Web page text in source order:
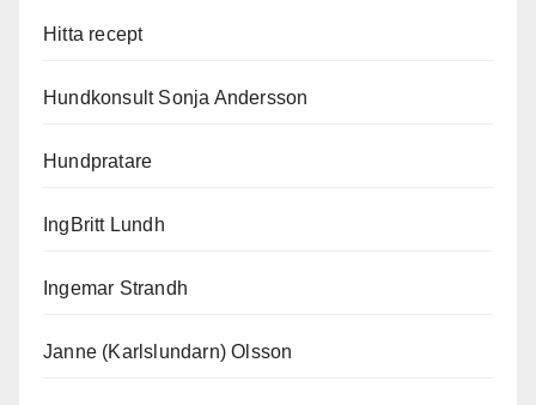
Hitta recept
Hundkonsult Sonja Andersson
Hundpratare
IngBritt Lundh
Ingemar Strandh
Janne (Karlslundarn) Olsson